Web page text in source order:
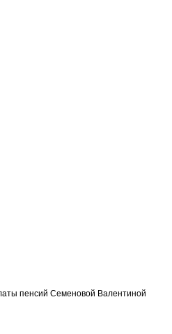
пенсий Семеновой Валентиной